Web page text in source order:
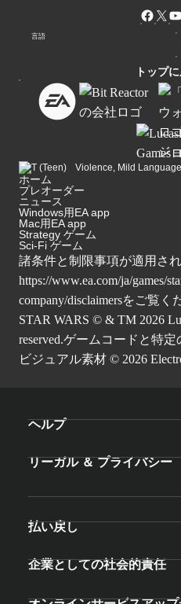
言語
トップ
Violence, Mild Language
ホーム
プレオーダー
ニュース
Windows用EA app
Mac用EA app
Strategy ゲーム
Sci-Fi ゲーム
諸条件と制限事項が適用さ
https://www.ea.com/ja/games/
company/disclaimersをご覧く
STAR WARS © & TM 2026
reserved.ゲームコードと特
ビジュアル素材 © 2026
ヘルプ
リーガル ＆ プライバシー
払い戻し
企業としての社会的責任